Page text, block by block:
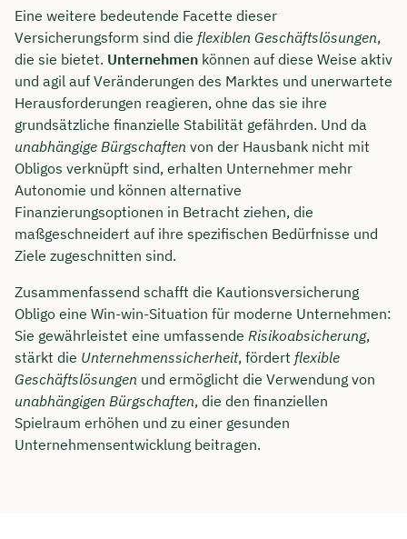
Eine weitere bedeutende Facette dieser
Versicherungsform sind die flexiblen Geschäftslösungen,
die sie bietet. Unternehmen können auf diese Weise aktiv
und agil auf Veränderungen des Marktes und unerwartete
Herausforderungen reagieren, ohne das sie ihre
grundsätzliche finanzielle Stabilität gefährden. Und da
unabhängige Bürgschaften von der Hausbank nicht mit
Obligos verknüpft sind, erhalten Unternehmer mehr
Autonomie und können alternative
Finanzierungsoptionen in Betracht ziehen, die
maßgeschneidert auf ihre spezifischen Bedürfnisse und
Ziele zugeschnitten sind.
Zusammenfassend schafft die Kautionsversicherung
Obligo eine Win-win-Situation für moderne Unternehmen:
Sie gewährleistet eine umfassende Risikoabsicherung,
stärkt die Unternehmenssicherheit, fördert flexible
Geschäftslösungen und ermöglicht die Verwendung von
unabhängigen Bürgschaften, die den finanziellen
Spielraum erhöhen und zu einer gesunden
Unternehmensentwicklung beitragen.